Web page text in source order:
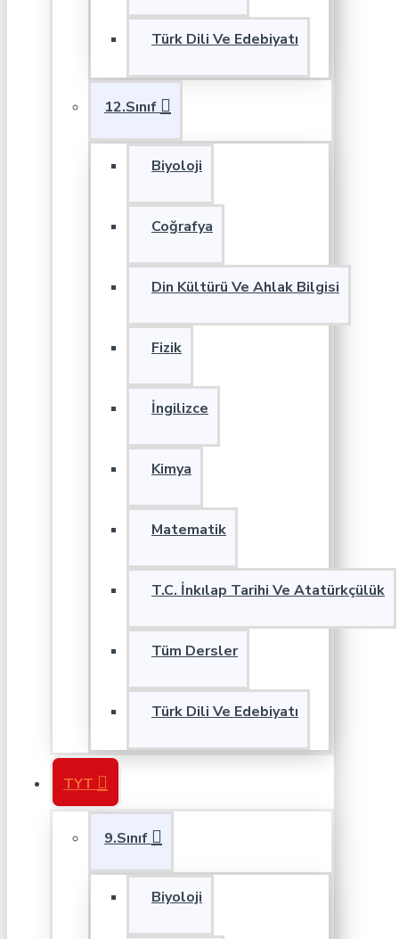
Türk Dili Ve Edebiyatı
12.Sınıf
Biyoloji
Coğrafya
Din Kültürü Ve Ahlak Bilgisi
Fizik
İngilizce
Kimya
Matematik
T.C. İnkılap Tarihi Ve Atatürkçülük
Tüm Dersler
Türk Dili Ve Edebiyatı
TYT
9.Sınıf
Biyoloji